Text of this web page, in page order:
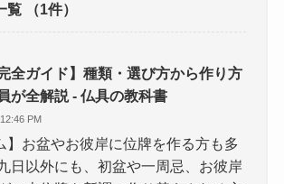
覧 （1件）
全ガイド】種類・選び方から作り方
が全解説 - 仏具の教科書
PM
お盆やお彼岸に位牌を作る方も多
日以外にも、初盆や一周忌、お彼岸